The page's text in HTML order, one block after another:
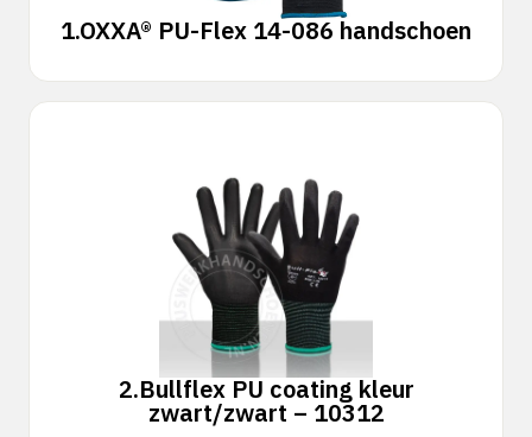
1.OXXA® PU-Flex 14-086 handschoen
2.Bullflex PU coating kleur
zwart/zwart – 10312